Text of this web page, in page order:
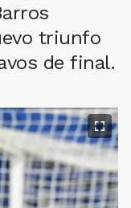
triunfo
de final.